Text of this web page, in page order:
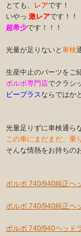
とても、 レアです！
いやっ 激レアです！！
超希少です！！！
光量が足りないと 車検
生産中止のパーツをご
ボルボ専門店でクラシ
ビープラスならではか
光量足りずに車検通ら
この車にまだまだ、乗
そんな情熱をお持ちの
ボルボ 740/940純正ヘ
ボルボ 740/940純正ヘ
ボルボ 740/940ヘッド